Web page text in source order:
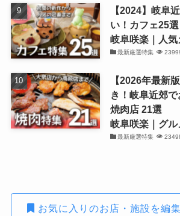
【2024】岐阜
い！カフェ25
岐阜咲楽｜人
最新厳選特集
【2026年最新
き！岐阜近郊
焼肉店 21選
岐阜咲楽｜グル
最新厳選特集
お気に入りのお店・施設を編